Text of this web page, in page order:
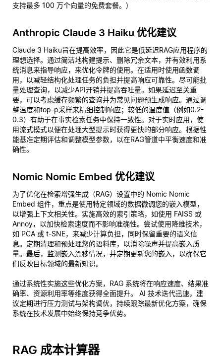
支持最多 100 万个向量的免费套餐。)
Anthropic Claude 3 Haiku 优化建议
Claude 3 Haiku旨在提高效率，因此它是低延迟RAG应用程序的
理想选择。通过简洁地构建提示、删除冗余文本，并有效利用系
统消息来指导响应，来优化令牌的使用。在适用时使用函数调
用，以减轻结构化处理任务的负担并提高响应可靠性。尽可能批
量处理查询，以减少API开销并提高吞吐量。如果延迟至关重
要，可以考虑缓存频繁的查询并为常见问题预生成响应。通过调
整温度和top-p采样来精细控制响应；较低的温度值（例如0.2-
0.3）有助于在事实检索任务中保持一致性。对于实时应用，使
用流式模式以便在处理大型提示时获得更快的部分响应。根据性
能基准定期评估和调整模型参数，以在RAG管道中平衡速度和准
确性。
Nomic Nomic Embed 优化建议
为了优化在检索增强生成（RAG）设置中的 Nomic Nomic
Embed 组件，重点是使用特定领域的数据微调您的嵌入模型，
以增强上下文相关性。实施高效的索引策略，如使用 FAISS 或
Annoy，以加快检索速度而不影响准确性。尝试使用降维技术，
如 PCA 或 t-SNE，来减少计算负担，同时保留重要的语义信
息。定期清理和预处理您的语料库，以消除噪声并提高嵌入质
量。最后，监测嵌入漂移情况，并定期更新您的嵌入，以确保它
们反映目标领域的最新知识。
通过系统性实施这些优化方案，RAG 系统将在响应速度、结果准
确率、资源利用率等维度获得全面提升。 AI 技术迭代迅速，建
议定期进行压力测试与架构调优，持续跟踪最新优化方案，确保
系统在技术发展中始终保持竞争优势。
RAG 成本计算器